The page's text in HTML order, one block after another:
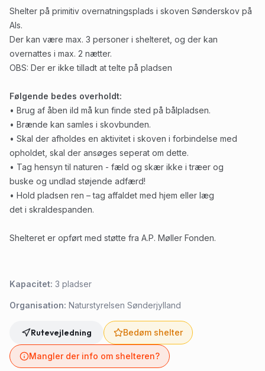
Shelter på primitiv overnatningsplads i skoven Sønderskov på
Als.
Der kan være max. 3 personer i shelteret, og der kan
overnattes i max. 2 nætter.
OBS: Der er ikke tilladt at telte på pladsen
Følgende bedes overholdt:
• Brug af åben ild må kun finde sted på bålpladsen.
• Brænde kan samles i skovbunden.
• Skal der afholdes en aktivitet i skoven i forbindelse med
opholdet, skal der ansøges seperat om dette.
• Tag hensyn til naturen - fæld og skær ikke i træer og
buske og undlad støjende adfærd!
• Hold pladsen ren – tag affaldet med hjem eller læg
det i skraldespanden.
Shelteret er opført med støtte fra A.P. Møller Fonden.
Kapacitet: 3 pladser
Organisation: Naturstyrelsen Sønderjylland
Rutevejledning Bedøm shelter
Mangler der info om shelteren?